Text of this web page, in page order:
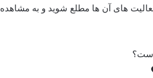
فعالیت‌ های آن ها مطلع شوید و به مشاهده